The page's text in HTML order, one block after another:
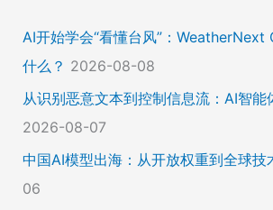
AI开始学会“看懂台风”：WeatherNext
什么？ 2026-08-08
从识别恶意文本到控制信息流：AI智能
2026-08-07
中国AI模型出海：从开放权重到全球技
06